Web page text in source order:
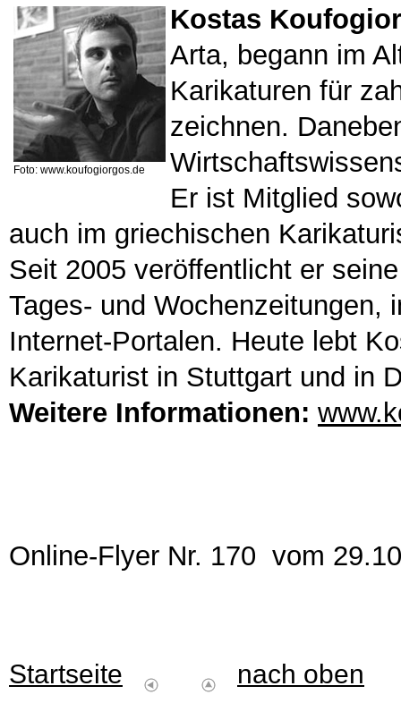
Foto: www.koufogiorgos.de
Kostas
Arta, begann im
Karikaturen für
zeichnen.
Er ist Mitglied
auch im griechischen
Seit 2005 veröffentlicht er
Tages- und Wochenzeitungen,
Internet-Portalen. Heute lebt
Karikaturist in Stuttgart und in
Weitere Informationen:
Online-Flyer Nr. 170 vom
Startseite
nach oben